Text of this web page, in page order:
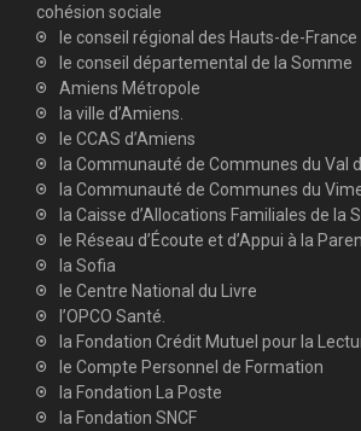
cohésion sociale
le conseil régional des Hauts-de-France
le conseil départemental de la Somme
Amiens Métropole
la ville d’Amiens.
le CCAS d’Amiens
la Communauté de Communes du Val
la Communauté de Communes du
la Caisse d’Allocations Familiales de la
le Réseau d’Écoute et d’Appui à la
la Sofia
le Centre National du Livre
l’OPCO Santé.
la Fondation Crédit Mutuel pour la
le Compte Personnel de Formation
la Fondation La Poste
la Fondation SNCF